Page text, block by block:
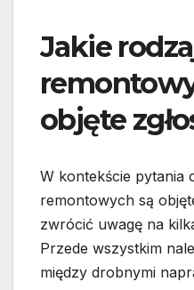
Jakie
objęte
W kontekście pytania
remontowych są
zwrócić uwagę na
Przede wszystkim
między drobnymi